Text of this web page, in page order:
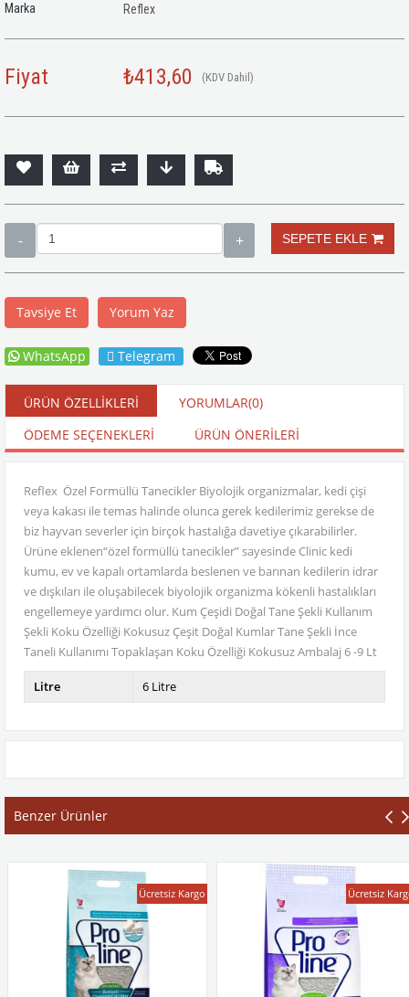
Marka Reflex
Fiyat ₺413,60 (KDV Dahil)
Tavsiye Et Yorum Yaz
WhatsApp Telegram
ÜRÜN ÖZELLIKLERI YORUMLAR(0)
ÖDEME SEÇENEKLERI
ÜRÜN ÖNERILERI
Reflex Özel Formüllü Tanecikler Biyolojik organizmalar, kedi çişi
veya kakası ile temas halinde olunca gerek kedilerimiz gerekse de
biz hayvan severler için birçok hastalığa davetiye çıkarabilirler.
Ürüne eklenen“özel formüllü tanecikler” sayesinde Clinic kedi
kumu, ev ve kapalı ortamlarda beslenen ve barınan kedilerin idrar
ve dışkıları ile oluşabilecek biyolojik organizma kökenli hastalıkları
engellemeye yardımcı olur. Kum Çeşidi Doğal Tane Şekli Kullanım
Şekli Koku Özelliği Kokusuz Çeşit Doğal Kumlar Tane Şekli İnce
Taneli Kullanımı Topaklaşan Koku Özelliği Kokusuz Ambalaj 6 -9 Lt
Litre 6 Litre
Benzer Ürünler
Ücretsiz Kargo Ücretsiz Kargo